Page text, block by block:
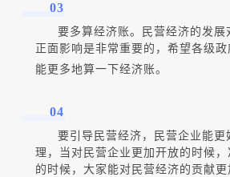
03
要多算经济账。民营经济的发展
正面影响是非常重要的，希望各级政
能更多地算一下经济账。
04
要引导民营经济，民营企业能更
理，当对民营企业更加开放的时候
的时候，大家能对民营经济的贡献更